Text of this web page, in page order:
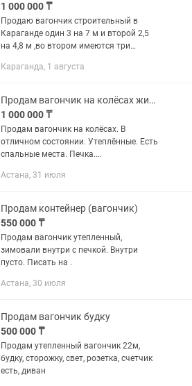
1 000 000 ₸
Продаю вагончик строительный в
Караганде один 3 на 7 м и второй 2,5
на 4,8 м ,во втором имеются три
буржуйка и отопительный агрегат на
Караганда, 1 августа
Продам вагончик на колёсах жилой
1 000 000 ₸
Продам вагончик на колёсах. В
отличном состоянии. Утеплённые. Есть
спальные места. Печка.
Астана, 31 июля
Продам контейнер (вагончик)
550 000 ₸
Продам вагончик утепленный,
зимовали внутри с печкой. Внутри
пусто. Писать на .
Астана, 30 июля
Продам вагончик будку
500 000 ₸
Продам утепленный вагончик 22м,
будку, сторожку, свет, розетка, счетчик
есть, диван